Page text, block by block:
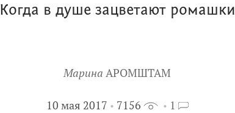
Когда в душе зацветают ромашки
Марина АРОМШТАМ
10 мая 2017 7156 1